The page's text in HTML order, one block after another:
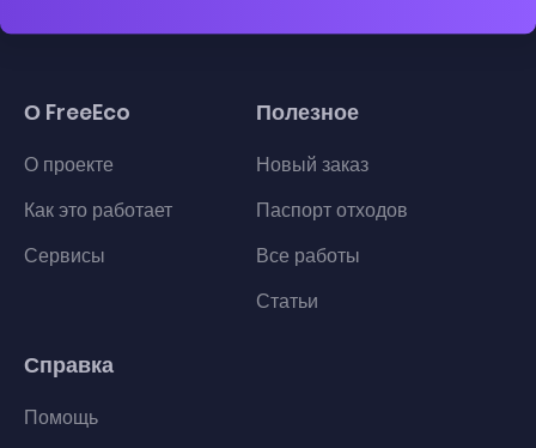
О FreeEco
О проекте
Как это работает
Сервисы
Полезное
Новый заказ
Паспорт отходов
Все работы
Статьи
Справка
Помощь